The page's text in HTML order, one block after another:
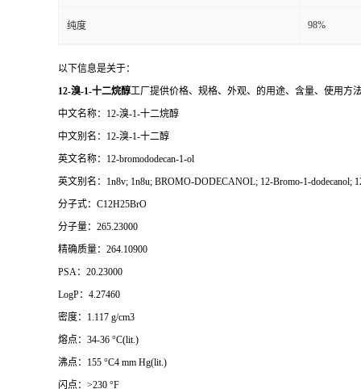
纯度 98%
以下信息是关于：
12-溴-1-十二烷醇工厂提供价格、规格、外观、的用途、含量、使用方
中文名称：12-溴-1-十二烷醇
中文别名：12-溴-1-十二醇
英文名称：12-bromododecan-1-ol
英文别名：1n8v; 1n8u; BROMO-DODECANOL; 12-Bromo-1-dodecanol;
分子式：C12H25BrO
分子量：265.23000
精确质量：264.10900
PSA：20.23000
LogP：4.27460
密度：1.117 g/cm3
熔点：34-36 °C(lit.)
沸点：155 °C4 mm Hg(lit.)
闪点：>230 °F